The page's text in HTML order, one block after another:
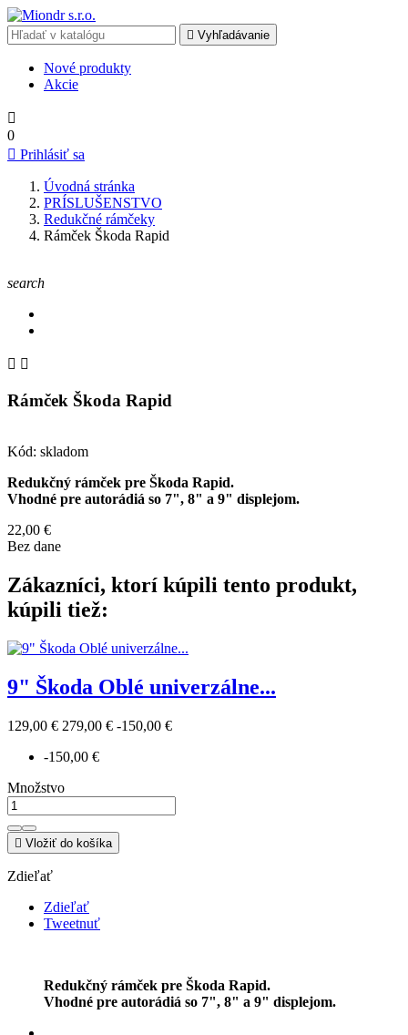
 Vyhľadávanie
Nové produkty
Akcie

0
 Prihlásiť sa
Úvodná stránka
PRÍSLUŠENSTVO
Redukčné rámčeky
Rámček Škoda Rapid
search
 
Rámček Škoda Rapid
Kód: skladom
Redukčný rámček pre Škoda Rapid.
Vhodné pre autorádiá so 7", 8" a 9" displejom.
22,00 €
Bez dane
Zákazníci, ktorí kúpili tento produkt,
kúpili tiež:
9" Škoda Oblé univerzálne...
129,00 € 279,00 € -150,00 €
-150,00 €
Množstvo
 Vložiť do košíka
Zdieľať
Zdieľať
Tweetnuť
Redukčný rámček pre Škoda Rapid.
Vhodné pre autorádiá so 7", 8" a 9" displejom.